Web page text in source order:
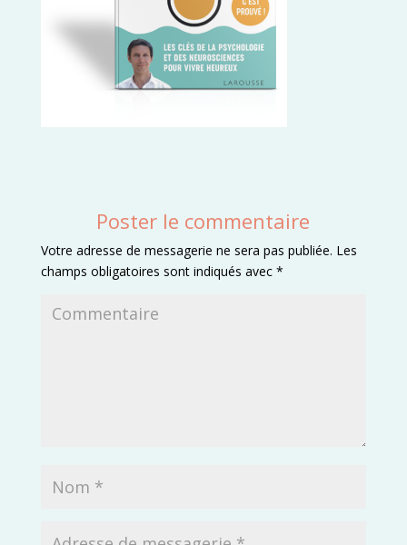
Poster le commentaire
Votre adresse de messagerie ne sera pas publiée. Les
champs obligatoires sont indiqués avec *